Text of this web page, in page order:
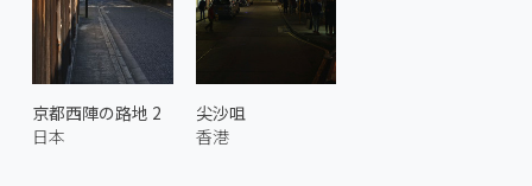
京都西陣の路地 2
日本
尖沙咀
香港